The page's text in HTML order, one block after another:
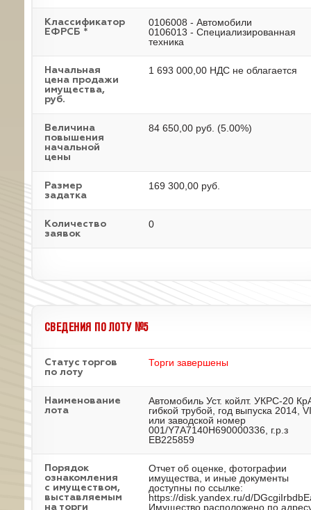
Классификатор
ЕФРСБ *
0106008 - Автомобили
0106013 - Специализированная
техника
Начальная
цена продажи
имущества,
руб.
1 693 000,00 НДС не облагается
Величина
повышения
начальной
цены
84 650,00 руб. (5.00%)
Размер
задатка
169 300,00 руб.
Количество
заявок
0
СВЕДЕНИЯ ПО ЛОТУ №5
Статус торгов
по лоту
Торги завершены
Наименование
лота
Автомобиль Уст. койлт. УКРС-20
гибкой трубой, год выпуска 2014,
или заводской номер
001/Y7A7140H690000336, г.р.з
ЕВ225859
Порядок
ознакомления
с имуществом,
выставляемым
на торги
Отчет об оценке, фотографии
имущества, и иные документы
доступны по ссылке:
https://disk.yandex.ru/d/
Имущество расположено по